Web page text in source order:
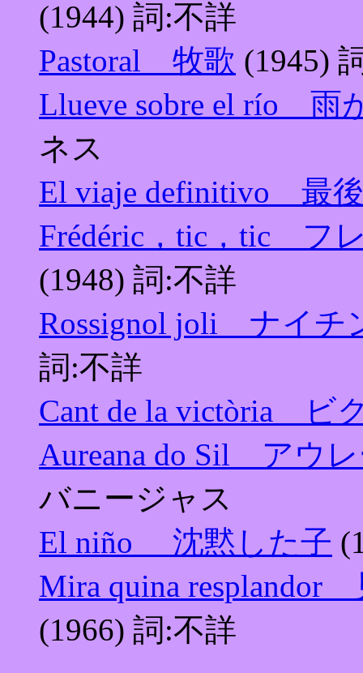
(1944) 詞:不詳
Pastoral 牧歌 (1945)
Llueve sobre el río
ネス
El viaje definitivo 最
Frédéric，tic，tic
(1948) 詞:不詳
Rossignol joli ナイ
詞:不詳
Cant de la victòria ビ
Aureana do Sil アウ
バニージャス
El niño 沈黙した子
Mira quina
(1966) 詞:不詳